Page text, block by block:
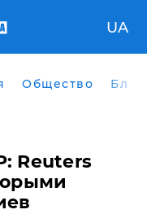
UA
Общество
Reuters